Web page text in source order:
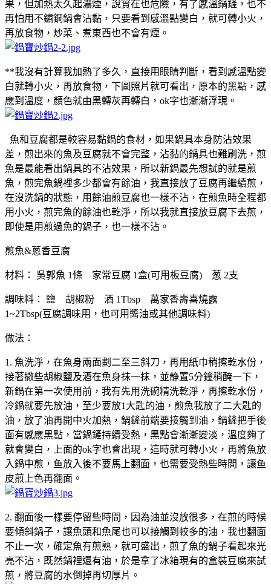
果，但加熱太久起濃煙，說實在也危險，有了感溫鍋鏟，也不
再怕用不鏽鋼鍋會沾黏，只要看到感溫點變白，就可轉小火，
再放食物，炒菜、煮東西也不會有煙。
**我沒有計算我加熱了多久，直接用眼睛判斷，看到感溫點變
白就轉小火，再放食物，下圖照片就可看出，原本的黑點，感
應到溫度，顏色就由黑轉灰再轉白，ok字也漸漸浮現。
魚和豆腐都是較容易黏鍋的食材，如果鍋具本身防沾效果
差，煎出來的魚及豆腐就不會完整，沾黏的鍋具也難刷洗，煎
魚是最能看出鍋具的不沾效果，所以新鍋最先想試的就是煎
魚，煎完魚鍋裡多少都會有餘油，我直接放了豆腐再繼續煎，
在沒洗鍋的狀態，用餘油煎豆腐也一樣不沾，在煎魚時全程都
用小火，煎完魚的餘油也乾淨，所以我就直接放豆腐下去煎，
即使是用煎過魚的鍋子，也一樣不沾。
煎魚&蔥香豆腐
材料： 吳郭魚 1條 家常豆腐 1盒(可用板豆腐) 葱 2支
調味料： 鹽 胡椒粉 酒 1Tbsp 萬家香壽喜燒露
1~2Tbsp(豆腐調味用，也可用醬油或其他調味料)
做法：
1. 魚洗淨，在魚身兩面劃二至三斜刀，再用紙巾稍擦乾水份，
接著撒些胡椒鹽及酒在魚身抹一抹，並静置5分鐘稍醃一下，
新鍋在第一次使用前，我有先用洗碗精洗乾淨，再擦乾水份，
冷鍋就要先放油，至少要放1大匙的油，煎魚我放了二大匙的
油，放了油再開中火加熱，鍋鏟前端要接觸到油，鍋鏟把手後
面有感應黑點，當鍋鏟持續受熱，黑點會漸漸變淡，溫度夠了
就會變白，上面的ok字也會出現，這時就可轉小火，再將魚放
入鍋中煎，鱼放入後不要馬上翻面，也需要受熱些時間，讓鱼
皮煎上色再翻面。
2. 翻面後一樣要停留些時間，因為油並沒放很多，在煎的時候
要傾斜鍋子，讓魚頭和魚尾也可以接觸到較多的油，我也翻面
不止一次，確定魚有煎熟，就可盛出，煎了魚的鍋子看起來光
亮不沾，既然鍋裡還有油，於是拿了冰箱現有的盒裝豆腐來試
煎，將豆腐的水倒掉再切厚片。